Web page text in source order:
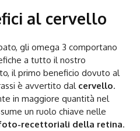
al cervello
gli omega 3 comportano
a tutto il nostro
il primo beneficio dovuto al
è avvertito dal cervello.
in maggiore quantità nel
un ruolo chiave nelle
recettoriali della retina.